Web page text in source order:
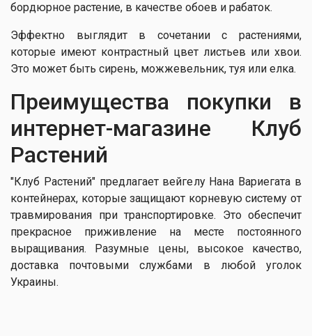
бордюрное растение, в качестве обоев и рабаток.
Эффектно выглядит в сочетании с растениями,
которые имеют контрастный цвет листьев или хвои.
Это может быть сирень, можжевельник, туя или елка.
Преимущества покупки в
интернет-магазине Клуб
Растений
"Клуб Растений" предлагает вейгелу Нана Вариегата в
контейнерах, которые защищают корневую систему от
травмирования при транспортировке. Это обеспечит
прекрасное приживление на месте постоянного
выращивания. Разумные цены, высокое качество,
доставка почтовыми службами в любой уголок
Украины.